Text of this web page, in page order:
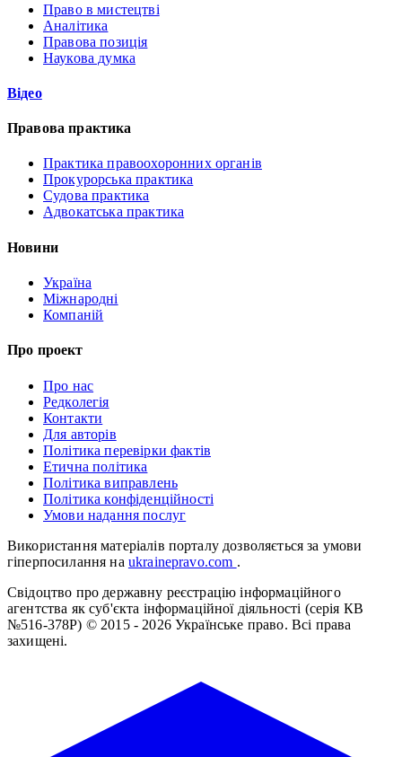
Право в мистецтві
Аналітика
Правова позиція
Наукова думка
Відео
Правова практика
Практика правоохоронних органів
Прокурорська практика
Судова практика
Адвокатська практика
Новини
Україна
Міжнародні
Компаній
Про проект
Про нас
Редколегія
Контакти
Для авторів
Політика перевірки фактів
Етична політика
Політика виправлень
Політика конфіденційності
Умови надання послуг
Використання матеріалів порталу дозволяється за умови
гіперпосилання на ukrainepravo.com .
Свідоцтво про державну реєстрацію інформаційного
агентства як суб'єкта інформаційної діяльності (серія КВ
№516-378Р) © 2015 - 2026 Українське право. Всі права
захищені.